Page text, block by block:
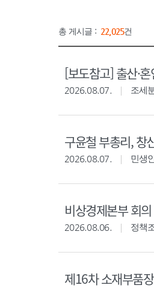
총 게시글 : 22,025건
[보도참고] 출산·
2026.08.07. 조세
구윤철 부총리, 창
2026.08.07. 민생
비상경제본부 회
2026.08.06. 정책
제16차 소재부품